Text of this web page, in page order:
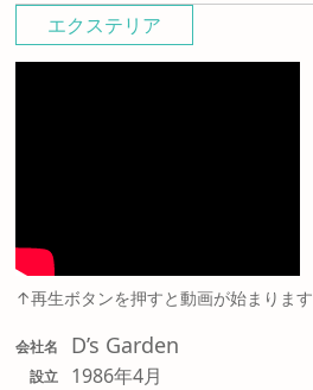
エクステリア
↑再生ボタンを押すと動画が始まります
会社名 D’s Garden
設立 1986年4月